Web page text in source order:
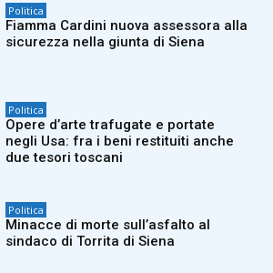
Politica
Fiamma Cardini nuova assessora alla
sicurezza nella giunta di Siena
Politica
Opere d’arte trafugate e portate
negli Usa: fra i beni restituiti anche
due tesori toscani
Politica
Minacce di morte sull’asfalto al
sindaco di Torrita di Siena